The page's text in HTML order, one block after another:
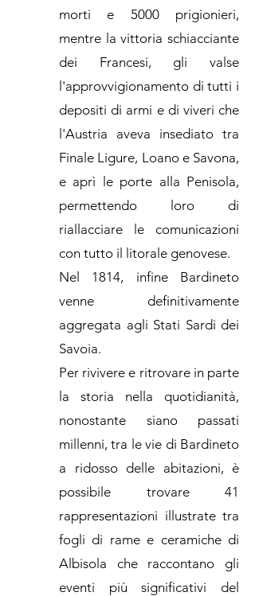
morti e 5000 prigionieri,
mentre la vittoria schiacciante
dei Francesi, gli valse
l'approvvigionamento di tutti i
depositi di armi e di viveri che
l'Austria aveva insediato tra
Finale Ligure, Loano e Savona,
e aprì le porte alla Penisola,
permettendo loro di
riallacciare le comunicazioni
con tutto il litorale genovese.
Nel 1814, infine Bardineto
venne definitivamente
aggregata agli Stati Sardi dei
Savoia.
Per rivivere e ritrovare in parte
la storia nella quotidianità,
nonostante siano passati
millenni, tra le vie di Bardineto
a ridosso delle abitazioni, è
possibile trovare 41
rappresentazioni illustrate tra
fogli di rame e ceramiche di
Albisola che raccontano gli
eventi più significativi del